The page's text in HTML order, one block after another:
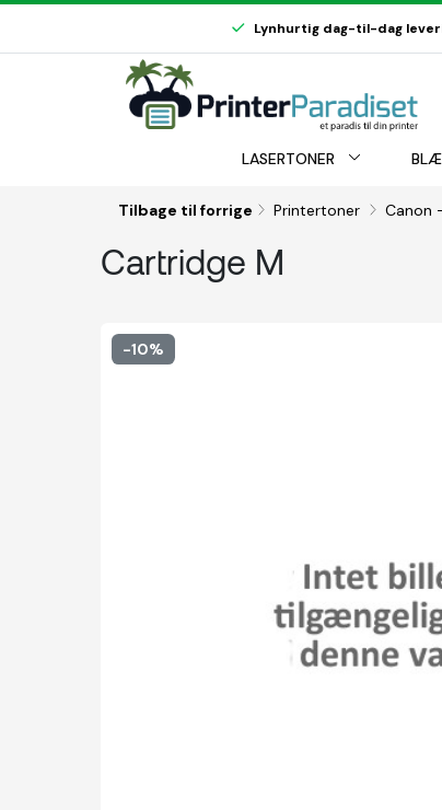
Lynhurtig dag-til-dag
LASERTONER
Tilbage til forrige Printertoner Canon
Cartridge M
-10%